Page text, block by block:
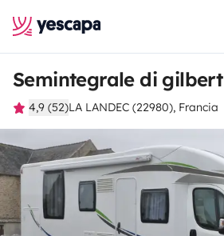
Semintegrale di gilbert
4,9 (52)LA LANDEC (22980), Francia